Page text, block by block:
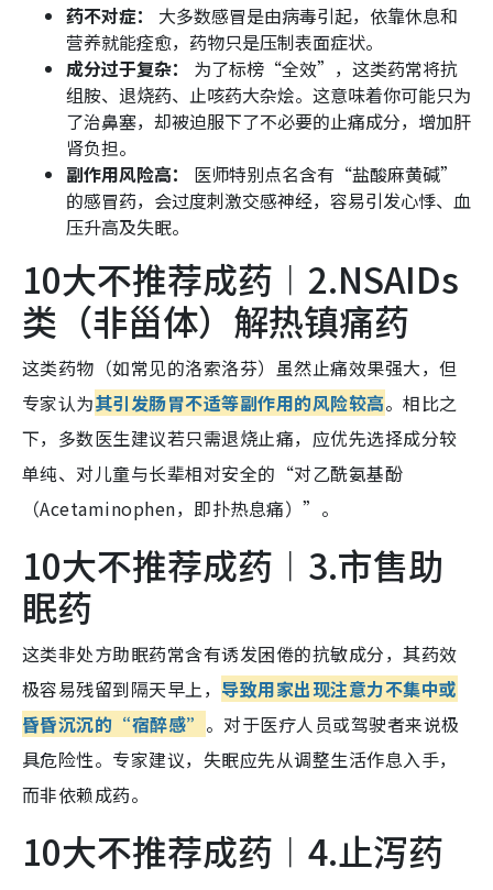
药不对症：
大多数感冒是由病毒引起，依靠休息和
营养就能痊愈，药物只是压制表面症状。
成分过于复杂：
为了标榜“全效”，这类药常将抗
组胺、退烧药、止咳药大杂烩。这意味着你可能只为
了治鼻塞，却被迫服下了不必要的止痛成分，增加肝
肾负担。
副作用风险高：
医师特别点名含有“盐酸麻黄碱”
的感冒药，会过度刺激交感神经，容易引发心悸、血
压升高及失眠。
10大不推荐成药︱2.NSAIDs
类（非甾体）解热镇痛药
这类药物（如常见的洛索洛芬）虽然止痛效果强大，但
专家认为其引发肠胃不适等副作用的风险较高。相比之
下，多数医生建议若只需退烧止痛，应优先选择成分较
单纯、对儿童与长辈相对安全的“对乙酰氨基酚
（Acetaminophen，即扑热息痛）”。
10大不推荐成药︱3.市售助
眠药
这类非处方助眠药常含有诱发困倦的抗敏成分，其药效
极容易残留到隔天早上， 导致用家出现注意力不集中或
昏昏沉沉的“宿醉感” 。对于医疗人员或驾驶者来说极
具危险性。专家建议，失眠应先从调整生活作息入手，
而非依赖成药。
10大不推荐成药︱4.止泻药